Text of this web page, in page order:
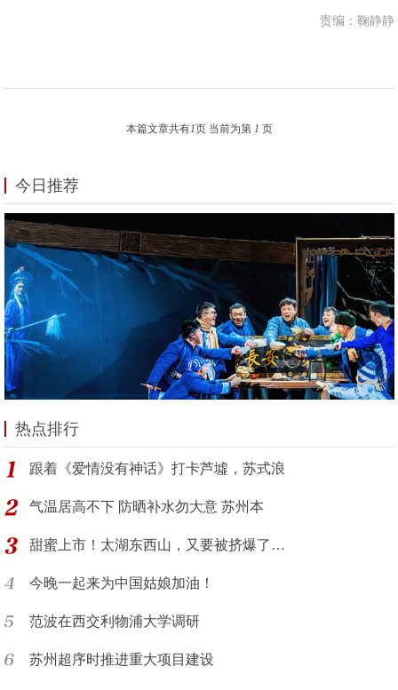
责编：鞠静静
本篇文章共有1页 当前为第 1 页
今日推荐
热点排行
跟着《爱情没有神话》打卡芦墟，苏式浪
气温居高不下 防晒补水勿大意 苏州本
甜蜜上市！太湖东西山，又要被挤爆了…
今晚一起来为中国姑娘加油！
范波在西交利物浦大学调研
苏州超序时推进重大项目建设